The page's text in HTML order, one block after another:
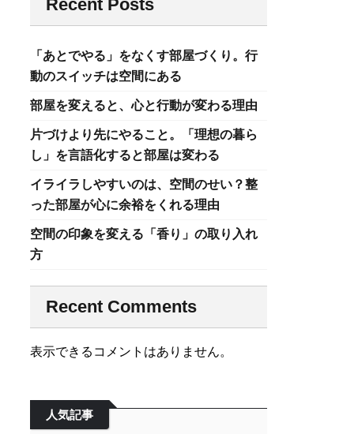
Recent Posts
「あとでやる」をなくす部屋づくり。行
動のスイッチは空間にある
部屋を変えると、心と行動が変わる理由
片づけより先にやること。「理想の暮ら
し」を言語化すると部屋は変わる
イライラしやすいのは、空間のせい？整
った部屋が心に余裕をくれる理由
空間の印象を変える「香り」の取り入れ
方
Recent Comments
表示できるコメントはありません。
人気記事